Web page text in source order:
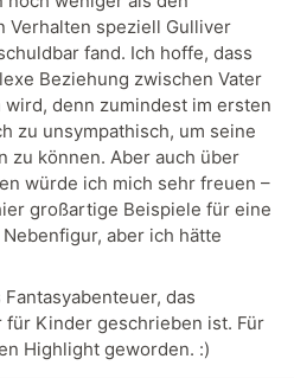
Verhalten speziell Gulliver
fand. Ich hoffe, dass
Beziehung zwischen Vater
denn zumindest im ersten
zu unsympathisch, um seine
zu können. Aber auch über
würde ich mich sehr freuen –
großartige Beispiele für eine
aber ich hätte
das
Kinder geschrieben ist. Für
Highlight geworden. :)